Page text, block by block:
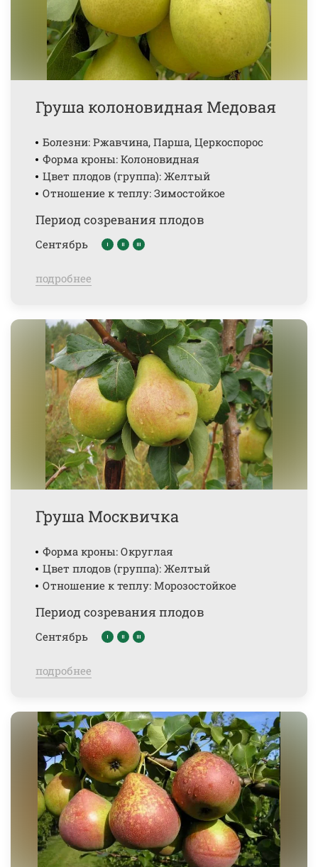
Груша колоновидная Медовая
Болезни: Ржавчина, Парша, Церкоспорос
Форма кроны: Колоновидная
Цвет плодов (группа): Желтый
Отношение к теплу: Зимостойкое
Период созревания плодов
Сентябрь
подробнее
Груша Москвичка
Форма кроны: Округлая
Цвет плодов (группа): Желтый
Отношение к теплу: Морозостойкое
Период созревания плодов
Сентябрь
подробнее